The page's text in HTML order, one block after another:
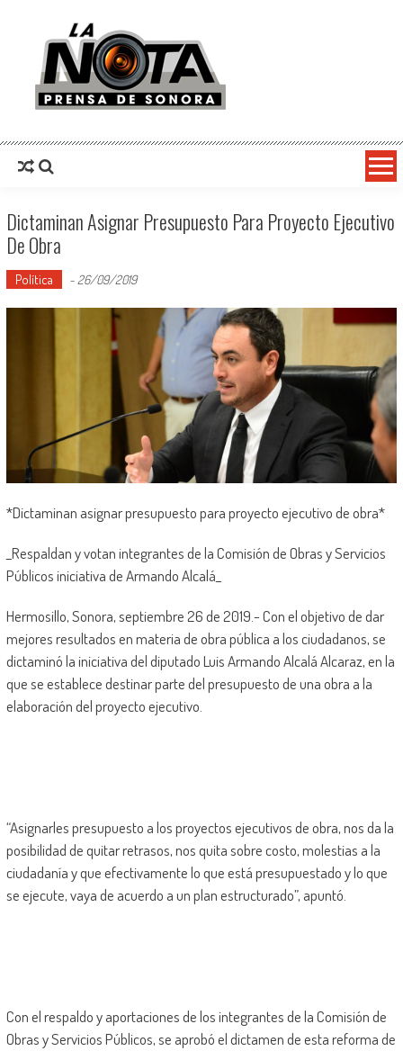
La Nota Prensa De Sonora
Dictaminan Asignar Presupuesto Para Proyecto Ejecutivo
De Obra
Política - 26/09/2019
*Dictaminan asignar presupuesto para proyecto ejecutivo de obra*
_Respaldan y votan integrantes de la Comisión de Obras y Servicios
Públicos iniciativa de Armando Alcalá_
Hermosillo, Sonora, septiembre 26 de 2019.- Con el objetivo de dar
mejores resultados en materia de obra pública a los ciudadanos, se
dictaminó la iniciativa del diputado Luis Armando Alcalá Alcaraz, en la
que se establece destinar parte del presupuesto de una obra a la
elaboración del proyecto ejecutivo.
“Asignarles presupuesto a los proyectos ejecutivos de obra, nos da la
posibilidad de quitar retrasos, nos quita sobre costo, molestias a la
ciudadanía y que efectivamente lo que está presupuestado y lo que
se ejecute, vaya de acuerdo a un plan estructurado”, apuntó.
Con el respaldo y aportaciones de los integrantes de la Comisión de
Obras y Servicios Públicos, se aprobó el dictamen de esta reforma de